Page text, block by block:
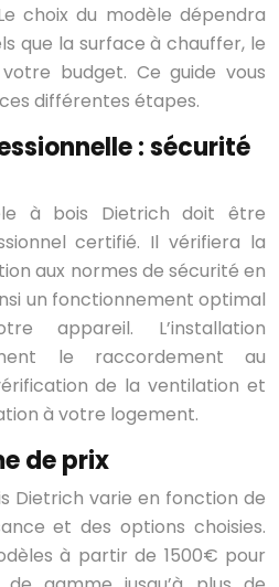
choix du modèle dépendra
que la surface à chauffer, le
budget. Ce guide vous
différentes étapes.
: sécurité
à bois Dietrich doit être
certifié. Il vérifiera la
aux normes de sécurité en
un fonctionnement optimal
appareil. L’installation
le raccordement au
de la ventilation et
à votre logement.
de prix
Dietrich varie en fonction de
et des options choisies.
à partir de 1500€ pour